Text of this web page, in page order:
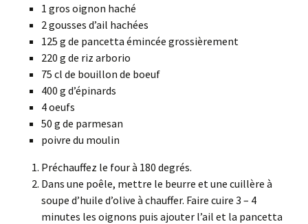
1 gros oignon haché
2 gousses d’ail hachées
125 g de pancetta émincée grossièrement
220 g de riz arborio
75 cl de bouillon de boeuf
400 g d’épinards
4 oeufs
50 g de parmesan
poivre du moulin
Préchauffez le four à 180 degrés.
Dans une poêle, mettre le beurre et une cuillère à
soupe d’huile d’olive à chauffer. Faire cuire 3 – 4
minutes les oignons puis ajouter l’ail et la pancetta